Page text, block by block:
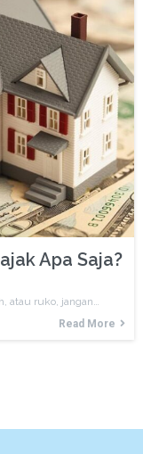
Apa Saja?
atau ruko, jangan…
Read More